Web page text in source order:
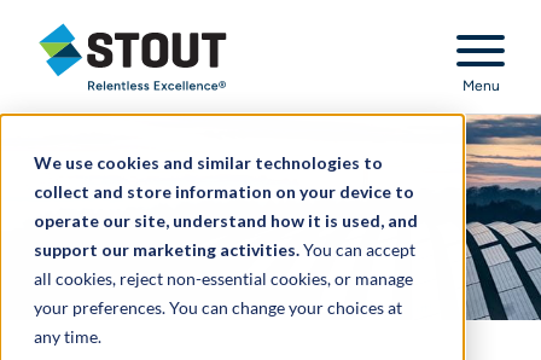
We use cookies and similar technologies to
collect and store information on your device to
operate our site, understand how it is used, and
support our marketing activities.You can accept
all cookies, reject non-essential cookies, or manage
your preferences. You can change your choices at
any time.
Stout Relentless Excellence
Menu